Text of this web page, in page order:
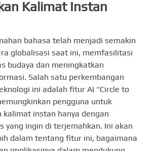
Kalimat Instan
bahasa telah menjadi semakin
globalisasi saat ini, memfasilitasi
budaya dan meningkatkan
Salah satu perkembangan
ini adalah fitur AI “Circle to
pengguna untuk
kalimat instan hanya dengan
yang ingin di terjemahkan. Ini akan
dalam tentang fitur ini, bagaimana